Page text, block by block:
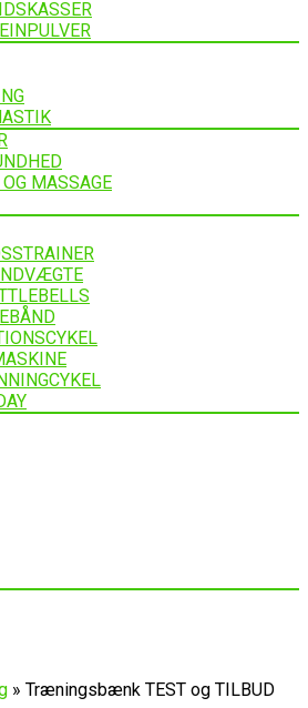
MASSAGE
» Træningsbænk TEST og TILBUD